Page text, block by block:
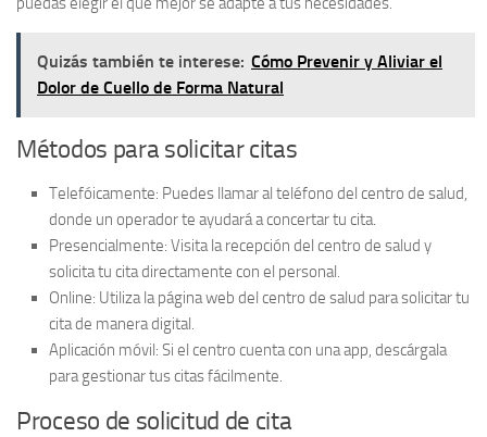
Quizás también te interese: Cómo Prevenir y Aliviar el
Dolor de Cuello de Forma Natural
Métodos para solicitar citas
Telefóicamente: Puedes llamar al teléfono del centro de salud,
donde un operador te ayudará a concertar tu cita.
Presencialmente: Visita la recepción del centro de salud y
solicita tu cita directamente con el personal.
Online: Utiliza la página web del centro de salud para solicitar tu
cita de manera digital.
Aplicación móvil: Si el centro cuenta con una app, descárgala
para gestionar tus citas fácilmente.
Proceso de solicitud de cita